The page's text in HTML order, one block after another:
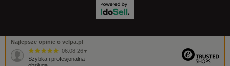
Najlepsze opinie o velpa.pl
06.08.26 ▼
Szybka i profesjonalna